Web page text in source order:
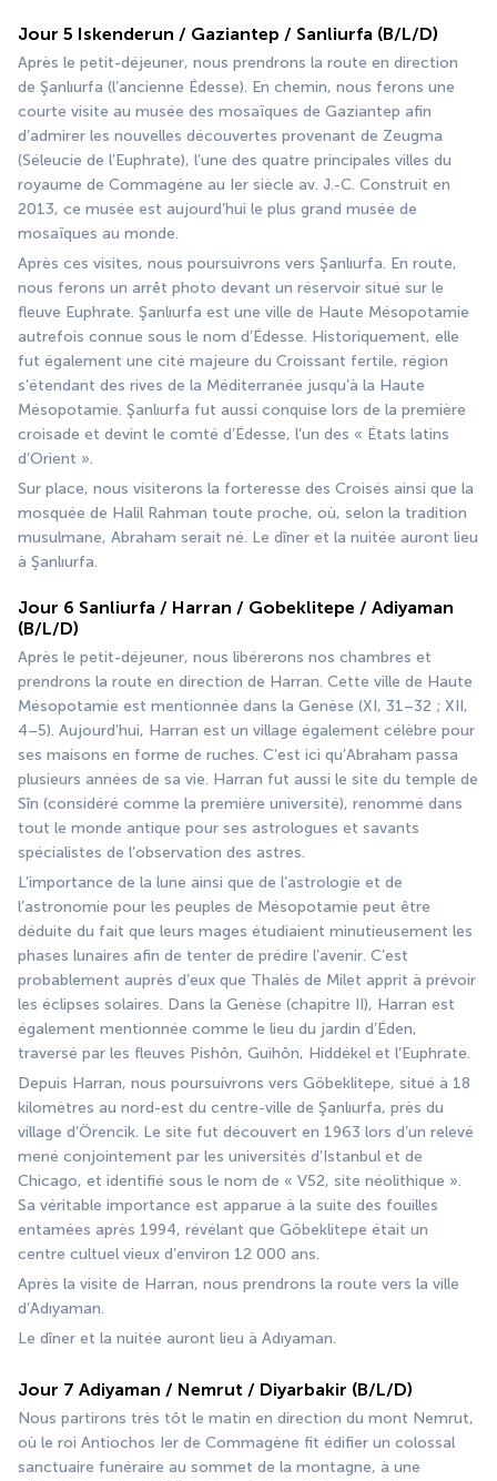
Jour 5 Iskenderun / Gaziantep / Sanliurfa (B/L/D)
Après le petit-déjeuner, nous prendrons la route en direction
de Şanlıurfa (l’ancienne Édesse). En chemin, nous ferons une
courte visite au musée des mosaïques de Gaziantep afin
d’admirer les nouvelles découvertes provenant de Zeugma
(Séleucie de l’Euphrate), l’une des quatre principales villes du
royaume de Commagène au Ier siècle av. J.-C. Construit en
2013, ce musée est aujourd’hui le plus grand musée de
mosaïques au monde.
Après ces visites, nous poursuivrons vers Şanlıurfa. En route,
nous ferons un arrêt photo devant un réservoir situé sur le
fleuve Euphrate. Şanlıurfa est une ville de Haute Mésopotamie
autrefois connue sous le nom d’Édesse. Historiquement, elle
fut également une cité majeure du Croissant fertile, région
s’étendant des rives de la Méditerranée jusqu’à la Haute
Mésopotamie. Şanlıurfa fut aussi conquise lors de la première
croisade et devint le comté d’Édesse, l’un des « États latins
d’Orient ».
Sur place, nous visiterons la forteresse des Croisés ainsi que la
mosquée de Halil Rahman toute proche, où, selon la tradition
musulmane, Abraham serait né. Le dîner et la nuitée auront lieu
à Şanlıurfa.
Jour 6 Sanliurfa / Harran / Gobeklitepe / Adiyaman
(B/L/D)
Après le petit-déjeuner, nous libérerons nos chambres et
prendrons la route en direction de Harran. Cette ville de Haute
Mésopotamie est mentionnée dans la Genèse (XI, 31–32 ; XII,
4–5). Aujourd’hui, Harran est un village également célèbre pour
ses maisons en forme de ruches. C’est ici qu’Abraham passa
plusieurs années de sa vie. Harran fut aussi le site du temple de
Sîn (considéré comme la première université), renommé dans
tout le monde antique pour ses astrologues et savants
spécialistes de l’observation des astres.
L’importance de la lune ainsi que de l’astrologie et de
l’astronomie pour les peuples de Mésopotamie peut être
déduite du fait que leurs mages étudiaient minutieusement les
phases lunaires afin de tenter de prédire l’avenir. C’est
probablement auprès d’eux que Thalès de Milet apprit à prévoir
les éclipses solaires. Dans la Genèse (chapitre II), Harran est
également mentionnée comme le lieu du jardin d’Éden,
traversé par les fleuves Pishôn, Guihôn, Hiddékel et l’Euphrate.
Depuis Harran, nous poursuivrons vers Göbeklitepe, situé à 18
kilomètres au nord-est du centre-ville de Şanlıurfa, près du
village d’Örencik. Le site fut découvert en 1963 lors d’un relevé
mené conjointement par les universités d’Istanbul et de
Chicago, et identifié sous le nom de « V52, site néolithique ».
Sa véritable importance est apparue à la suite des fouilles
entamées après 1994, révélant que Göbeklitepe était un
centre cultuel vieux d’environ 12 000 ans.
Après la visite de Harran, nous prendrons la route vers la ville
d’Adıyaman.
Le dîner et la nuitée auront lieu à Adıyaman.
Jour 7 Adiyaman / Nemrut / Diyarbakir (B/L/D)
Nous partirons très tôt le matin en direction du mont Nemrut,
où le roi Antiochos Ier de Commagène fit édifier un colossal
sanctuaire funéraire au sommet de la montagne, à une